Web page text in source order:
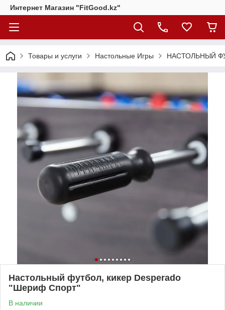
Интернет Магазин "FitGood.kz"
Товары и услуги Настольные Игры НАСТОЛЬНЫЙ
Настольный футбол, кикер Desperado
"Шериф Спорт"
В наличии